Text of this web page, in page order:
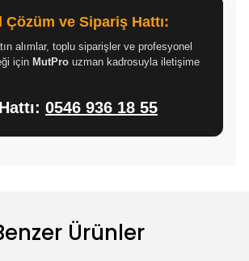
Çözüm ve Sipariş Hattı:
alımlar, toplu siparişler ve profesyonel
için MutPro uzman kadrosuyla iletişime
0546 936 18 55
Ürünler